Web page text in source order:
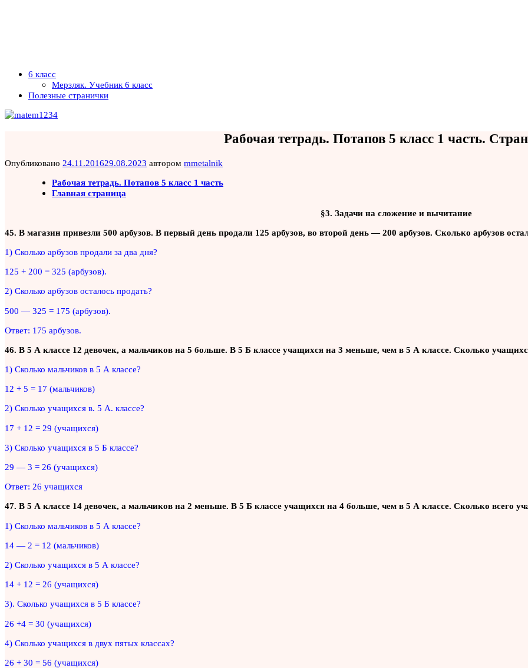
6 класс
Мерзляк. Учебник 6 класс
Полезные странички
Рабочая тетрадь. Потапов 5 класс 1 часть.
Опубликовано 24.11.201629.08.2023 автором mmetalnik
Рабочая тетрадь. Потапов 5 класс 1 часть
Главная страница
§3. Задачи на сложение и вычитание
45. В магазин привезли 500 арбузов. В первый день продали 125 арбузов, во второй день — 200 арбузов. Сколько арбузов
1) Сколько арбузов продали за два дня?
125 + 200 = 325 (арбузов).
2) Сколько арбузов осталось продать?
500 — 325 = 175 (арбузов).
Ответ: 175 арбузов.
46. В 5 А классе 12 девочек, а мальчиков на 5 больше. В 5 Б классе учащихся на 3 меньше, чем в 5 А классе. Сколько
1) Сколько мальчиков в 5 А классе?
12 + 5 = 17 (мальчиков)
2) Сколько учащихся в. 5 А. классе?
17 + 12 = 29 (учащихся)
3) Сколько учащихся в 5 Б классе?
29 — 3 = 26 (учащихся)
Ответ: 26 учащихся
47. В 5 А классе 14 девочек, а мальчиков на 2 меньше. В 5 Б классе учащихся на 4 больше, чем в 5 А классе. Сколько всего
1) Сколько мальчиков в 5 А классе?
14 — 2 = 12 (мальчиков)
2) Сколько учащихся в 5 А классе?
14 + 12 = 26 (учащихся)
3). Сколько учащихся в 5 Б классе?
26 +4 = 30 (учащихся)
4) Сколько учащихся в двух пятых классах?
26 + 30 = 56 (учащихся)